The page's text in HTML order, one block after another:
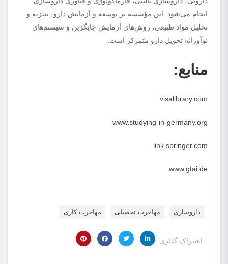
انجام می‌شود. این مؤسسه بر توسعه و آزمایش دارو، تجزیه و
تحلیل مواد طبیعی، روش‌های آزمایش جایگزین و سیستم‌های
نوآورانه تحویل دارو متمرکز است.
منابع:
visalibrary.com
www.studying-in-germany.org
link.springer.com
www.gtai.de
داروسازی مهاجرت تحصیلی مهاجرت کاری
اشتراک گذاری: